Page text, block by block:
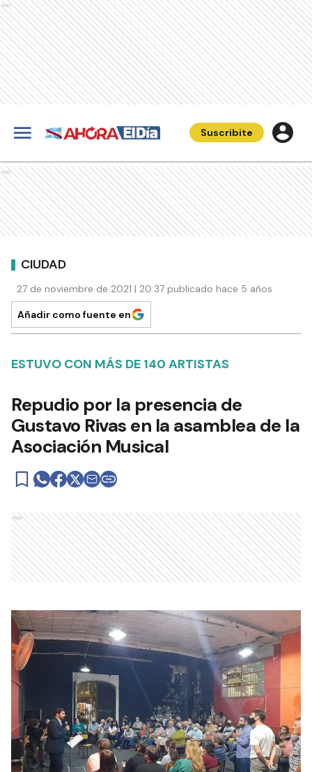
Ads
Suscribite
Ads
CIUDAD
27 de noviembre de 2021 | 20:37 publicado hace 5 años
Añadir como fuente en
ESTUVO CON MÁS DE 140 ARTISTAS
Repudio por la presencia de
Gustavo Rivas en la asamblea de la
Asociación Musical
Ads